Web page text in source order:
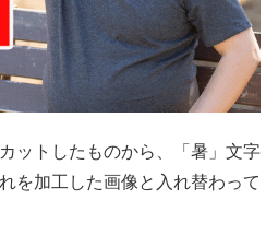
ットしたものから、「暑」文字
を加工した画像と入れ替わって